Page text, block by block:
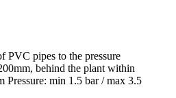
PVC pipes to the pressure
behind the plant within
Pressure: min 1.5 bar / max 3.5